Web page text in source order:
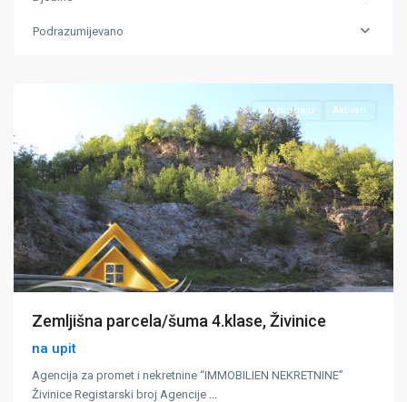
Podrazumijevano
Na prodaju Aktivan
Zemljišna parcela/šuma 4.klase, Živinice
na upit
Agencija za promet i nekretnine “IMMOBILIEN NEKRETNINE”
Živinice Registarski broj Agencije ...